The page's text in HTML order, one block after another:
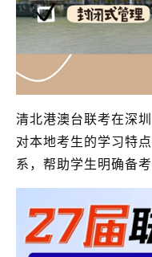
清北港澳台联考在深
对本地考生的学习特
系，帮助学生明确备考